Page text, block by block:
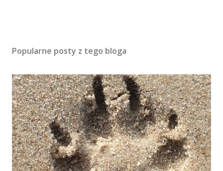
Popularne posty z tego bloga